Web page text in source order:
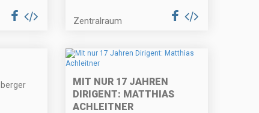
Zentralraum
MIT NUR 17 JAHREN
DIRIGENT: MATTHIAS
ACHLEITNER